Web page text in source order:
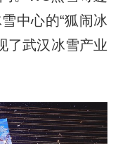
雪中心的“狐闹冰
了武汉冰雪产业